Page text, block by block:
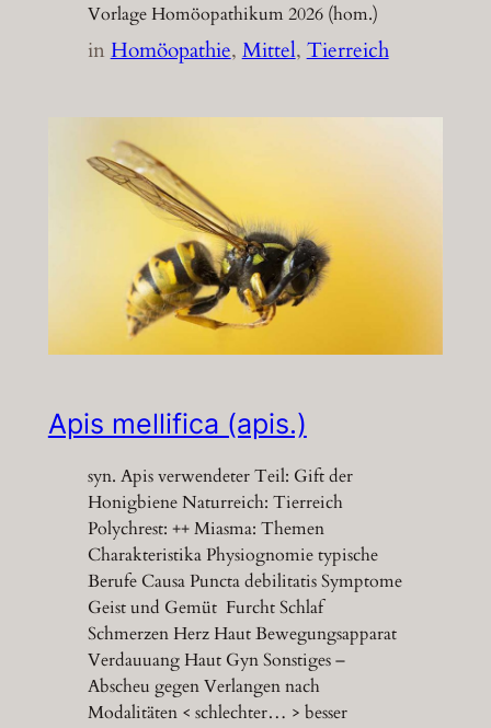
Vorlage Homöopathikum 2026 (hom.)
inHomöopathie, Mittel, Tierreich
Apis mellifica (apis.)
syn. Apis verwendeter Teil: Gift der
Honigbiene Naturreich: Tierreich
Polychrest: ++ Miasma: Themen
Charakteristika Physiognomie typische
Berufe Causa Puncta debilitatis Symptome
Geist und Gemüt Furcht Schlaf
Schmerzen Herz Haut Bewegungsapparat
Verdauuang Haut Gyn Sonstiges –
Abscheu gegen Verlangen nach
Modalitäten < schlechter… > besser